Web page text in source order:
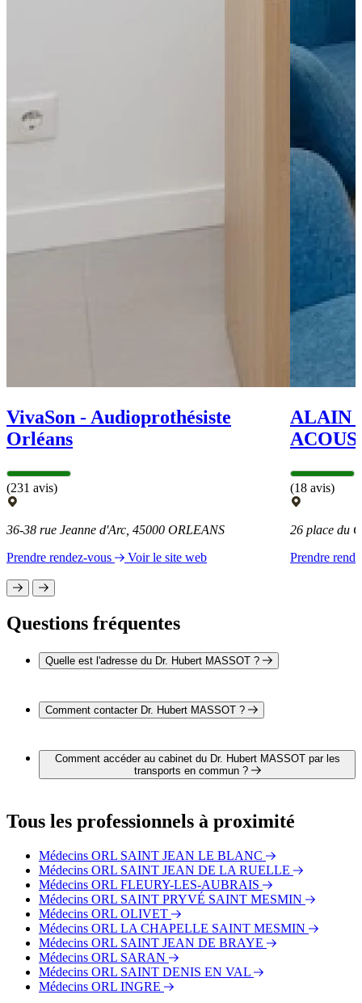
VivaSon - Audioprothésiste
Orléans
(231 avis)
36-38 rue Jeanne d'Arc, 45000 ORLEANS
Prendre rendez-vous
Voir le site web
ALAIN
(18 avis)
26 place du
Prendre
Questions fréquentes
Quelle est l'adresse du Dr. Hubert MASSOT ?
45000 ORLEANS
Comment contacter Dr. Hubert MASSOT ?
téléphone au 02 38 53 37 57.
Comment accéder au cabinet du Dr. Hubert MASSOT par les
transports en commun ?
arrêts suivants :
Bus - Vauquois
Bus - Médiathèque
Tram - Tourelles-Dauphine
Tram - Louis Braille
Tram - Royale-Châtelet
Tous les professionnels à proximité
Médecins ORL SAINT JEAN LE BLANC
Médecins ORL SAINT JEAN DE LA RUELLE
Médecins ORL FLEURY-LES-AUBRAIS
Médecins ORL SAINT PRYVÉ SAINT MESMIN
Médecins ORL OLIVET
Médecins ORL LA CHAPELLE SAINT MESMIN
Médecins ORL SAINT JEAN DE BRAYE
Médecins ORL SARAN
Médecins ORL SAINT DENIS EN VAL
Médecins ORL INGRE